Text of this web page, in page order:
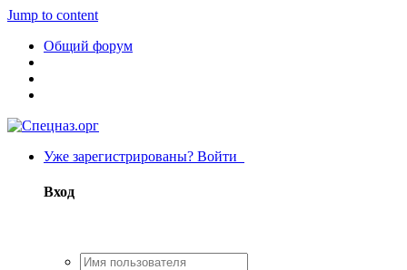
Jump to content
Общий форум
Уже зарегистрированы? Войти
Вход